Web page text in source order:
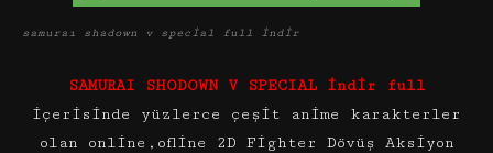
samuraı shadown v special full indir
SAMURAI SHODOWN V SPECIAL indir full
içerisinde yüzlerce çeşit anime karakterler
olan online,ofline 2D Fighter Dövüş Aksiyon